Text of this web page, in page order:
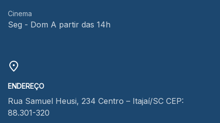
Cinema
Seg - Dom A partir das 14h
ENDEREÇO
Rua Samuel Heusi, 234 Centro – Itajaí/SC CEP:
88.301-320